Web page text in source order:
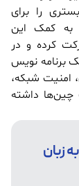
را برای
به کمک این
کرده و در
برنامه نویس
امنیت شبکه،
چین‌ها داشته
زبان